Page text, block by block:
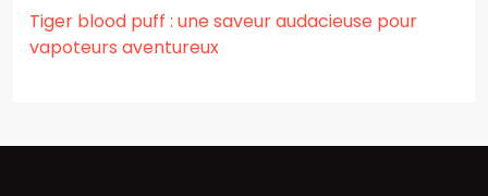
Tiger blood puff : une saveur audacieuse pour
vapoteurs aventureux